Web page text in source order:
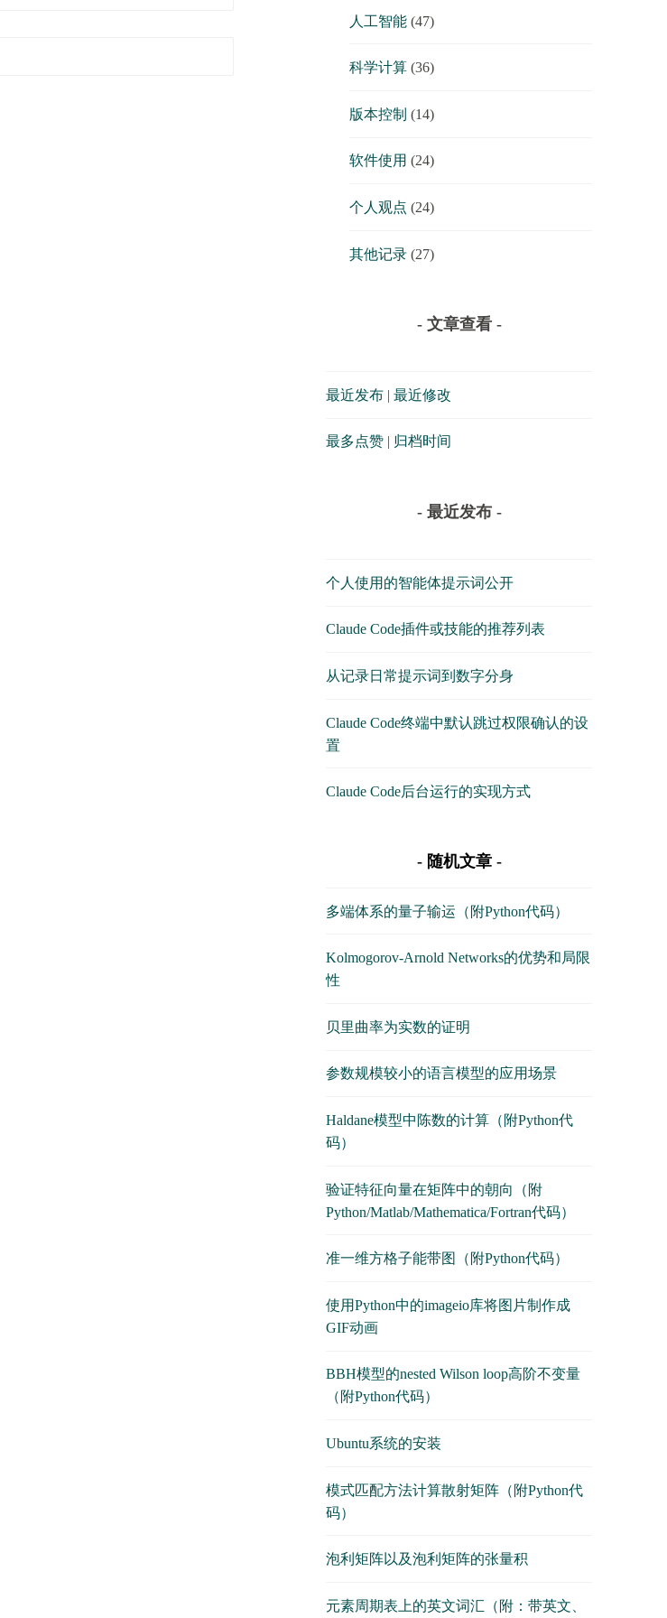
人工智能 (47)
科学计算 (36)
版本控制 (14)
软件使用 (24)
个人观点 (24)
其他记录 (27)
- 文章查看 -
最近发布 |最近修改
最多点赞 归档时间
- 最近发布 -
个人使用的智能体提示词公开
Claude Code插件或技能的推荐列表
从记录日常提示词到数字分身
Claude Code终端中默认跳过权限确认的设
置
Claude Code后台运行的实现方式
随机文章
多端体系的量子输运（附Python代码）
Kolmogorov-Arnold Networks的优势和局限
性
贝里曲率为实数的证明
参数规模较小的语言模型的应用场景
Haldane模型中陈数的计算（附Python代
码）
验证特征向量在矩阵中的朝向（附
Python/Matlab/Mathematica/Fortran代码）
准一维方格子能带图（附Python代码）
使用Python中的imageio库将图片制作成
GIF动画
BBH模型的nested Wilson loop高阶不变量
（附Python代码）
Ubuntu系统的安装
模式匹配方法计算散射矩阵（附Python代
码）
泡利矩阵以及泡利矩阵的张量积
元素周期表上的英文词汇（附：带英文、